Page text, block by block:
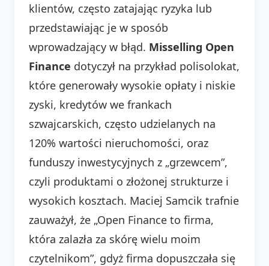
klientów, często zatajając ryzyka lub
przedstawiając je w sposób
wprowadzający w błąd. Misselling Open
Finance dotyczył na przykład polisolokat,
które generowały wysokie opłaty i niskie
zyski, kredytów we frankach
szwajcarskich, często udzielanych na
120% wartości nieruchomości, oraz
funduszy inwestycyjnych z „grzewcem”,
czyli produktami o złożonej strukturze i
wysokich kosztach. Maciej Samcik trafnie
zauważył, że „Open Finance to firma,
która zalazła za skórę wielu moim
czytelnikom”, gdyż firma dopuszczała się